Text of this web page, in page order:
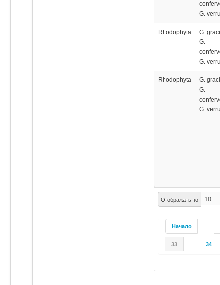
Отображать по
Начало
33 34
G.
Rhodophyta
G.
G.
G.
Rhodophyta
G.
G.
G.